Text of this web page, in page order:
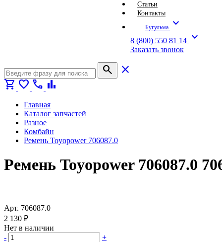
Статьи
Контакты
Бугульма expand_more
8 (800) 550 81 14 expand_more
Заказать звонок
search
close
shopping_cart favorite call bar_chart
Главная
Каталог запчастей
Разное
Комбайн
Ремень Toyopower 706087.0
Ремень Toyopower 706087.0
Арт. 706087.0
2 130 ₽
Нет в наличии
-
+